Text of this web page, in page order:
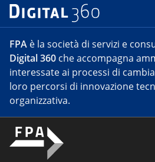
FPA è la società di servizi e
Digital 360 che accompagna
interessate ai processi di
loro percorsi di innovazione
organizzativa.